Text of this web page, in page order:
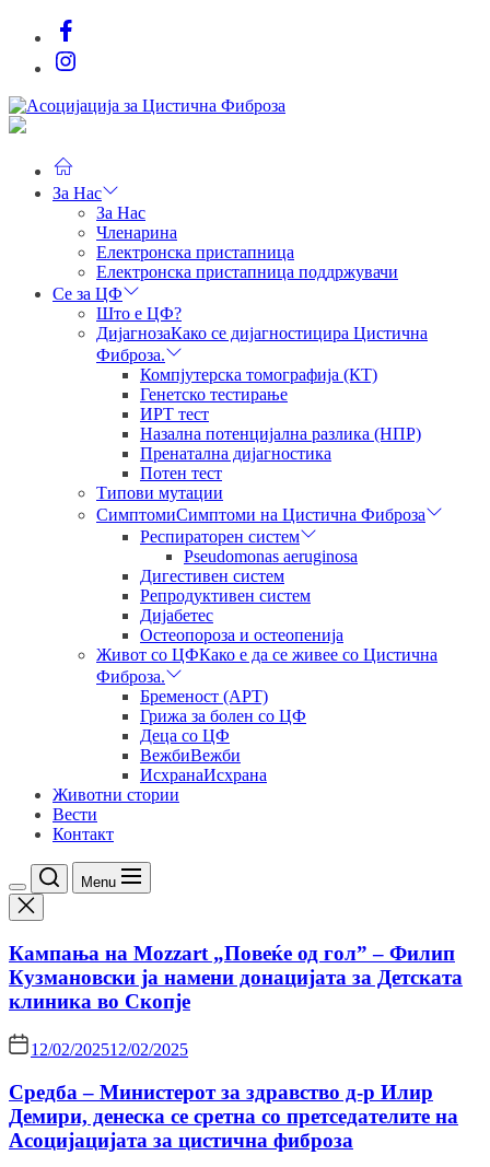
Facebook
Instagram
За Нас
За Нас
Членарина
Електронска пристапница
Електронска пристапница поддржувачи
Се за ЦФ
Што е ЦФ?
ДијагнозаКако се дијагностицира Цистична
Фиброза.
Компјутерска томографија (КТ)
Генетско тестирање
ИРТ тест
Назална потенцијална разлика (НПР)
Пренатална дијагностика
Потен тест
Типови мутации
СимптомиСимптоми на Цистична Фиброза
Респираторен систем
Pseudomonas aeruginosa
Дигестивен систем
Репродуктивен систем
Дијабетес
Остеопороза и остеопенија
Живот со ЦФКако е да се живее со Цистична
Фиброза.
Бременост (АРТ)
Грижа за болен со ЦФ
Деца со ЦФ
ВежбиВежби
ИсхранаИсхрана
Животни стории
Вести
Контакт
Menu
Кампања на Mozzart „Повеќе од гол” – Филип
Кузмановски ја намени донацијата за Детската
клиника во Скопје
12/02/202512/02/2025
Средба – Министерот за здравство д-р Илир
Демири, денеска се сретна со претседателите на
Асоцијацијата за цистична фиброза